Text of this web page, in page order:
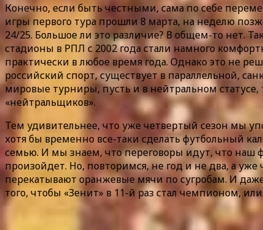
Конечно, если быть честными, сама по себе
игры первого тура прошли 8 марта, на неделю
24/25. Большое ли это различие? В общем-то нет.
стадионы в РПЛ с 2002 года стали намного
практически в любое время года. Однако это не
российский спорт, существует в параллельной,
мировые турниры, пусть и в нейтральном
«нейтральщиков».
Тем удивительнее, что уже четвертый сезон мы
хотя бы временно все-таки сделать футбольный
семью. И мы знаем, что переговоры идут, что наш
произойдет. Но, повторимся, не год и не два, а
перекатывают оранжевые мячи по сугробам. И
того, чтобы «Зенит» в 11-й раз стал чемпионом,